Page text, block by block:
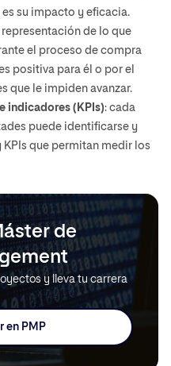
su impacto y eficacia.
representación de lo que
el proceso de compra
positiva para él o por el
que le impiden avanzar.
indicadores (KPIs): cada
puede identificarse y
que permitan medir los
de
y lleva tu carrera
en PMP